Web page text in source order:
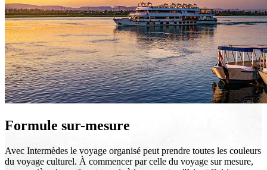
Formule sur-mesure
Avec Intermèdes le voyage organisé peut prendre toutes les couleurs
du voyage culturel. À commencer par celle du voyage sur mesure,